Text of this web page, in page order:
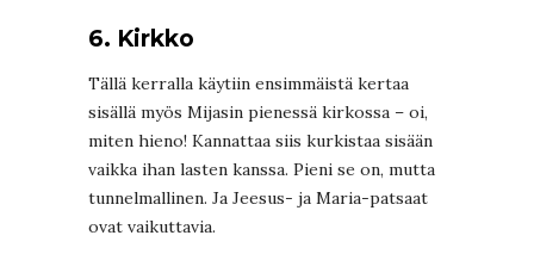
6. Kirkko
Tällä kerralla käytiin ensimmäistä kertaa
sisällä myös Mijasin pienessä kirkossa – oi,
miten hieno! Kannattaa siis kurkistaa sisään
vaikka ihan lasten kanssa. Pieni se on, mutta
tunnelmallinen. Ja Jeesus- ja Maria-patsaat
ovat vaikuttavia.